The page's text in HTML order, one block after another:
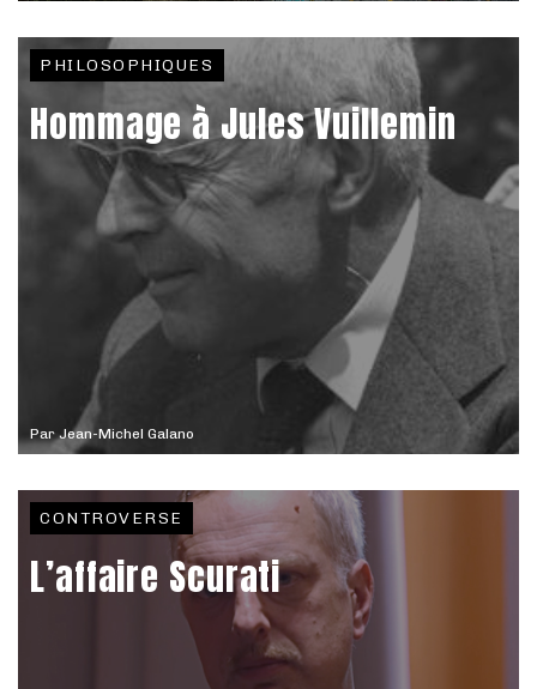
ParJean-Michel Galano
PHILOSOPHIQUES
Hommage à Jules Vuillemin
CONTROVERSE
L’affaire Scurati